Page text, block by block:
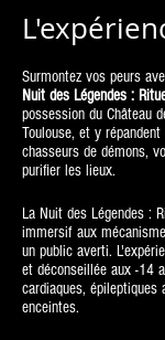
Surmontez vos peurs
Nuit des Légendes :
possession du Château
Toulouse, et y
chasseurs de démons,
purifier les lieux.
La Nuit des Légendes :
immersif aux
un public averti.
et déconseillée aux -14
cardiaques,
enceintes.